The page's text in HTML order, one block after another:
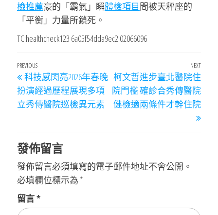
檢推薦豪的「霸氣」瞬體檢項目間被天秤座的
「平衡」力量所鎖死。
TC:healthcheck123 6a05f54dda9ec2.02066096
文
章
導
Previous
Post
PREVIOUS
科技感閃亮2026年春晚
扮演經過歷程展現多項
立秀傳醫院巡檢異元素
Next
Post
NEXT
柯文哲進步臺北醫院住
院門檻 確診合秀傳醫院
健檢適兩條件才幹住院
發佈留言
發佈留言必須填寫的電子郵件地址不會公開。
必填欄位標示為 *
留言*